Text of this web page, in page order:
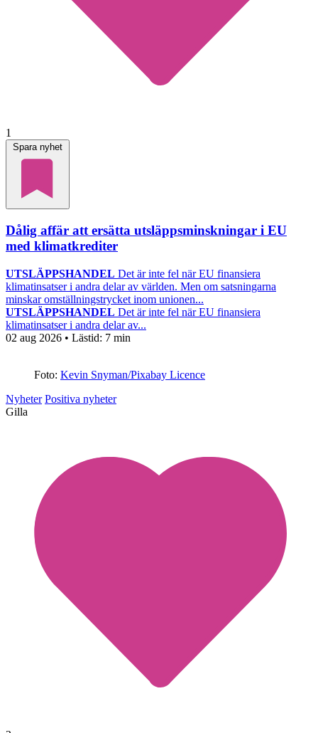
1
Spara nyhet
Dålig affär att ersätta utsläppsminskningar i EU
med klimatkrediter
UTSLÄPPSHANDEL Det är inte fel när EU finansiera
klimatinsatser i andra delar av världen. Men om satsningarna
minskar omställningstrycket inom unionen...
UTSLÄPPSHANDEL Det är inte fel när EU finansiera
klimatinsatser i andra delar av...
02 aug 2026 • Lästid: 7 min
Foto: Kevin Snyman/Pixabay Licence
Nyheter Positiva nyheter
Gilla